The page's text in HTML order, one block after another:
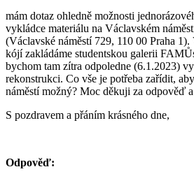
mám dotaz ohledně možnosti
vykládce materiálu na Václavském
(Václavské náměstí 729, 110 00 Praha
kójí zakládáme studentskou galerii
bychom tam zítra odpoledne (6.1.2023)
rekonstrukci. Co vše je potřeba zařídit,
náměstí možný? Moc děkuji za odpověď
S pozdravem a přáním krásného dne,
Odpověď: